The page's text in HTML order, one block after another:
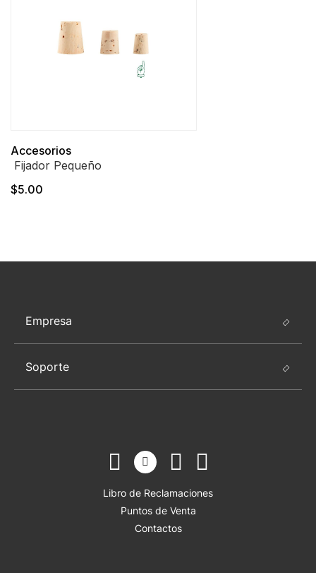
Accesorios
Fijador Pequeño
$5.00
Empresa
Soporte
Libro de Reclamaciones
Puntos de Venta
Contactos